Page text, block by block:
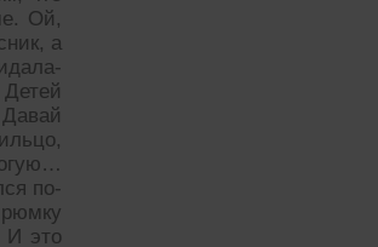
Ой,
а
по-
И это